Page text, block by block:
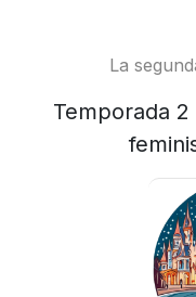
La
Temporada